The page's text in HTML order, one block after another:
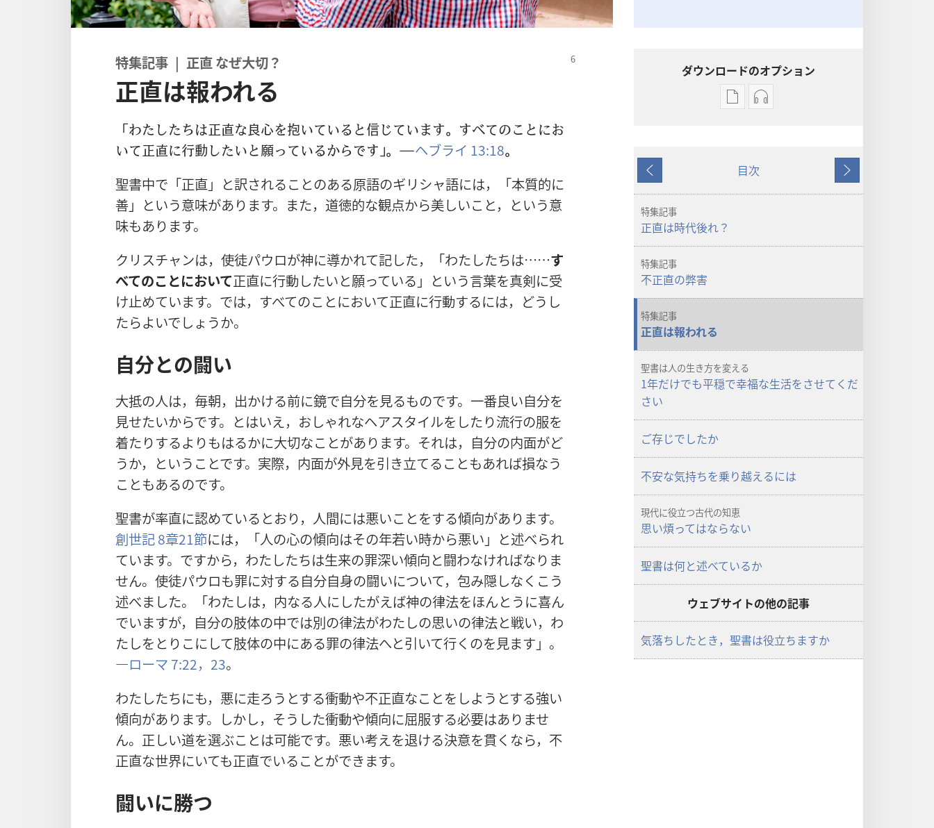
特集記事 | 正直 なぜ大切？
正直は報われる
「わたしたちは正直な良心を抱いていると信じています。すべてのことにお
いて正直に行動したいと願っているからです」。―ヘブライ 13:18。
聖書中で「正直」と訳されることのある原語のギリシャ語には，「本質的に
善」という意味があります。また，道徳的な観点から美しいこと，という意
味もあります。
クリスチャンは，使徒パウロが神に導かれて記した，「わたしたちは……す
べてのことにおいて正直に行動したいと願っている」という言葉を真剣に受
け止めています。では，すべてのことにおいて正直に行動するには，どうし
たらよいでしょうか。
自分との闘い
大抵の人は，毎朝，出かける前に鏡で自分を見るものです。一番良い自分を
見せたいからです。とはいえ，おしゃれなヘアスタイルをしたり流行の服を
着たりするよりもはるかに大切なことがあります。それは，自分の内面がど
うか，ということです。実際，内面が外見を引き立てることもあれば損なう
こともあるのです。
聖書が率直に認めているとおり，人間には悪いことをする傾向があります。
創世記 8章21節には，「人の心の傾向はその年若い時から悪い」と述べられ
ています。ですから，わたしたちは生来の罪深い傾向と闘わなければなりま
せん。使徒パウロも罪に対する自分自身の闘いについて，包み隠しなくこう
述べました。「わたしは，内なる人にしたがえば神の律法をほんとうに喜ん
でいますが，自分の肢体の中では別の律法がわたしの思いの律法と戦い，わ
たしをとりこにして肢体の中にある罪の律法へと引いて行くのを見ます」。
―ローマ 7:22，23。
わたしたちにも，悪に走ろうとする衝動や不正直なことをしようとする強い
傾向があります。しかし，そうした衝動や傾向に屈服する必要はありませ
ん。正しい道を選ぶことは可能です。悪い考えを退ける決意を貫くなら，不
正直な世界にいても正直でいることができます。
闘いに勝つ
ダウンロードのオプション
出
ダ
ウ
ド
ショ
の
み
の
正
ぜ
大
切？
オー
ウ
ド
ショ
の
の
正
ぜ
大
戻
る
目次
次
へ
特集記事
正直は時代後れ？
特集記事
不正直の弊害
特集記事
正直は報われる
聖書は人の生き方を変える
1年だけでも平穏で幸福な生活をさせてくだ
さい
ご存じでしたか
不安な気持ちを乗り越えるには
現代に役立つ古代の知恵
思い煩ってはならない
聖書は何と述べているか
ウェブサイトの他の記事
気落ちしたとき，聖書は役立ちますか